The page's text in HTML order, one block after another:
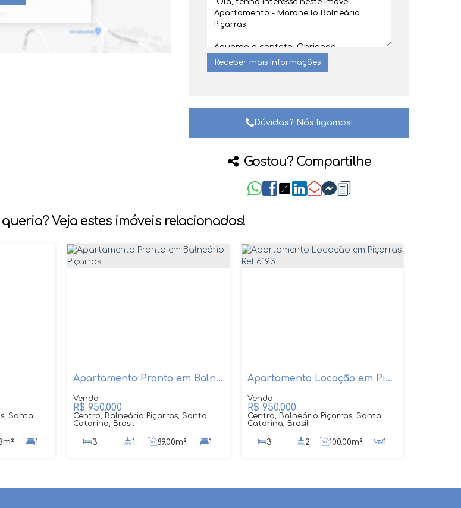
Dúvidas? Nós ligamos!
Gostou? Compartilhe
Veja estes imóveis relacionados!
Santa
m²
1
Apartamento Pronto em Balneário Piçarras
R$ 950.000
Centro, Balneário Piçarras, Santa
Catarina, Brasil
3 1 89.00m²
1
Apartamento Locação em Piçarras Ref 6193
R$ 950.000
Centro, Balneário Piçarras, Santa
Catarina, Brasil
3 2 100.00m²
1